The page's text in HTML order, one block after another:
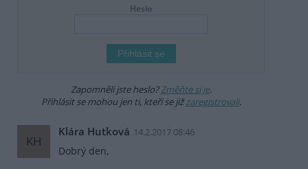
Heslo
Zapomněli jste heslo?Změňte si je.
Přihlásit se mohou jen ti, kteří se jižzaregistrovali.
KH
Klára Hutková 14.2.2017 08:46
Dobrý den,